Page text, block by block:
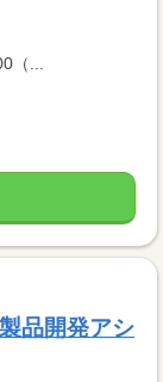
（...
品開発アシ